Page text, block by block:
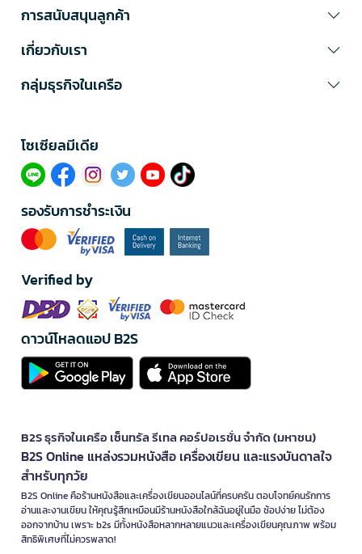
การสนับสนุนลูกค้า
เกี่ยวกับเรา
กลุ่มธุรกิจในเครือ
โซเซียลมีเดีย​
รองรับการชำระเงิน
Verified by
ดาวน์โหลดแอป B2S
B2S ธุรกิจในเครือ เซ็นทรัล รีเทล คอร์ปอเรชั่น จำกัด (มหาชน)
B2S Online แหล่งรวมหนังสือ เครื่องเขียน และแรงบันดาลใจ
สำหรับทุกวัย
B2S Online คือร้านหนังสือและเครื่องเขียนออนไลน์ที่ครบครัน ตอบโจทย์คนรักการ
อ่านและงานเขียน ให้คุณรู้สึกเหมือนมีร้านหนังสือใกล้ฉันอยู่ในมือ ช้อปง่าย ไม่ต้อง
ออกจากบ้าน เพราะ b2s มีทั้งหนังสือหลากหลายแนวและเครื่องเขียนคุณภาพ พร้อม
สิทธิพิเศษที่ไม่ควรพลาด!